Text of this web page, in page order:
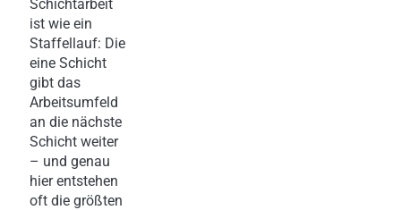
Schichtarbeit
ist wie ein
Staffellauf: Die
eine Schicht
gibt das
Arbeitsumfeld
an die nächste
Schicht weiter
– und genau
hier entstehen
oft die größten